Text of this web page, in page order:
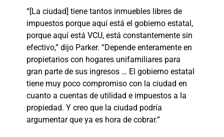
“[La ciudad] tiene tantos inmuebles libres de
impuestos porque aquí está el gobierno estatal,
porque aquí está VCU, está constantemente sin
efectivo,” dijo Parker. “Depende enteramente en
propietarios con hogares unifamiliares para
gran parte de sus ingresos … El gobierno estatal
tiene muy poco compromiso con la ciudad en
cuanto a cuentas de utilidad e impuestos a la
propiedad. Y creo que la ciudad podría
argumentar que ya es hora de cobrar.”